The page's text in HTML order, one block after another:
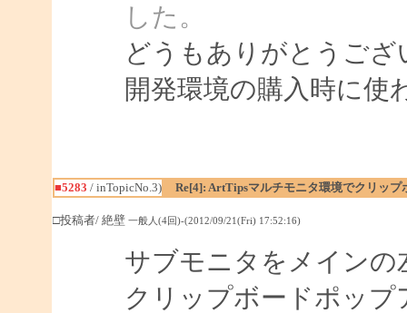
した。
どうもありがとうござ
開発環境の購入時に使
■5283 / inTopicNo.3) Re[4]: ArtTipsマルチモニタ環境でクリッ
□投稿者/ 絶壁 一般人(4回)-(2012/09/21(Fri) 17:52:16)
サブモニタをメインの
クリップボードポッ